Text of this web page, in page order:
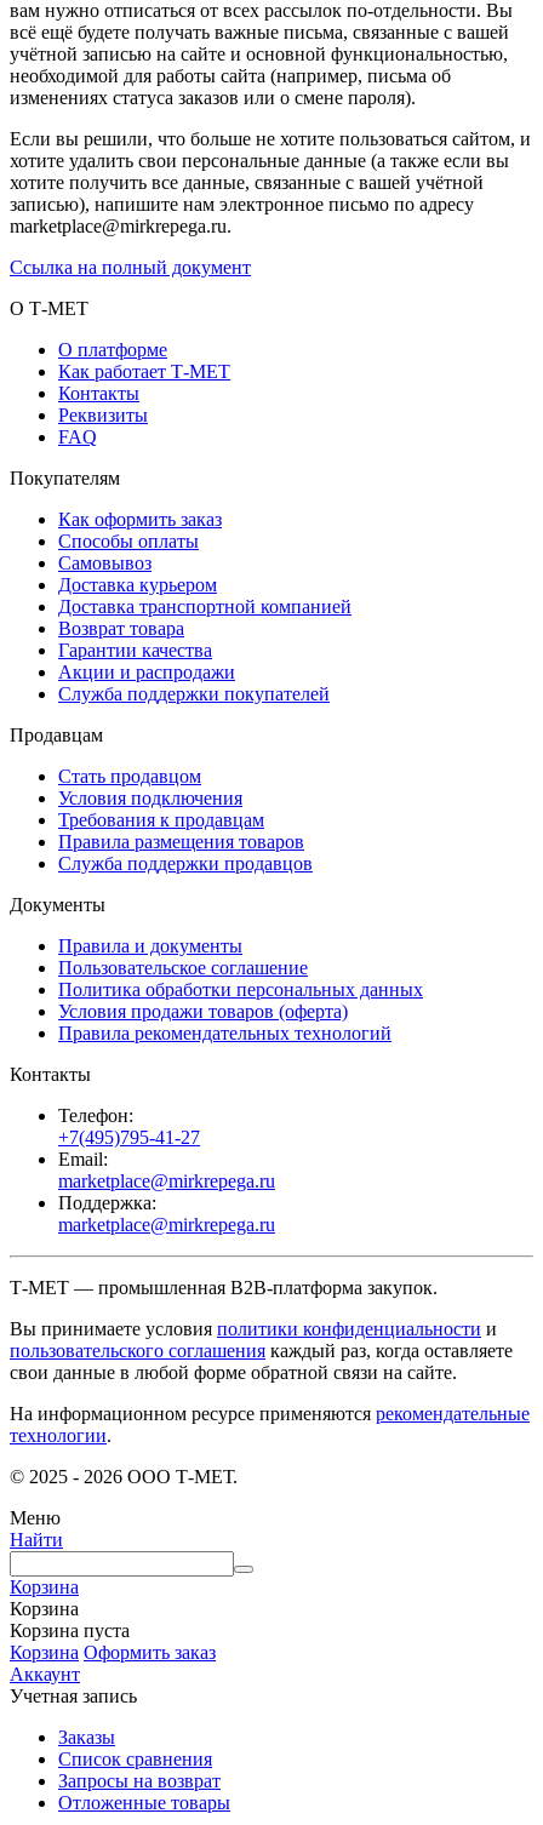
вам нужно отписаться от всех рассылок по-отдельности. Вы
всё ещё будете получать важные письма, связанные с вашей
учётной записью на сайте и основной функциональностью,
необходимой для работы сайта (например, письма об
изменениях статуса заказов или о смене пароля).
Если вы решили, что больше не хотите пользоваться сайтом, и
хотите удалить свои персональные данные (а также если вы
хотите получить все данные, связанные с вашей учётной
записью), напишите нам электронное письмо по адресу
marketplace@mirkrepega.ru.
Ссылка на полный документ
О Т-МЕТ
О платформе
Как работает Т-МЕТ
Контакты
Реквизиты
FAQ
Покупателям
Как оформить заказ
Способы оплаты
Самовывоз
Доставка курьером
Доставка транспортной компанией
Возврат товара
Гарантии качества
Акции и распродажи
Служба поддержки покупателей
Продавцам
Стать продавцом
Условия подключения
Требования к продавцам
Правила размещения товаров
Служба поддержки продавцов
Документы
Правила и документы
Пользовательское соглашение
Политика обработки персональных данных
Условия продажи товаров (оферта)
Правила рекомендательных технологий
Контакты
Телефон:
+7(495)795-41-27
Email:
marketplace@mirkrepega.ru
Поддержка:
marketplace@mirkrepega.ru
Т-МЕТ — промышленная B2B-платформа закупок.
Вы принимаете условия политики конфиденциальности и
пользовательского соглашения каждый раз, когда оставляете
свои данные в любой форме обратной связи на сайте.
На информационном ресурсе применяются рекомендательные
технологии.
© 2025 - 2026 ООО Т-МЕТ.
Меню
Найти
Корзина
Корзина
Корзина пуста
Корзина Оформить заказ
Аккаунт
Учетная запись
Заказы
Список сравнения
Запросы на возврат
Отложенные товары